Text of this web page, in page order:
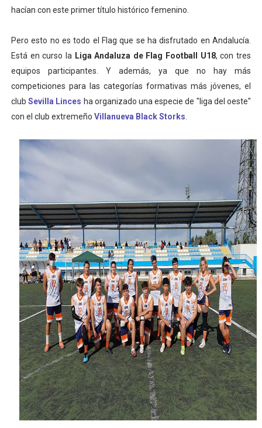
hacían con este primer título histórico femenino.
Pero esto no es todo el Flag que se ha disfrutado en Andalucía.
Está en curso la Liga Andaluza de Flag Football U18, con tres
equipos participantes. Y además, ya que no hay más
competiciones para las categorías formativas más jóvenes, el
clubSevilla Linces ha organizado una especie de "liga del oeste"
con el club extremeño Villanueva Black Storks